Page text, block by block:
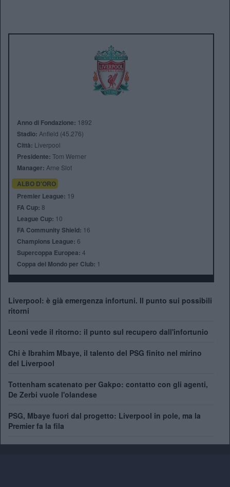
Anno di Fondazione: 1892
Stadio: Anfield (45.276)
Città: Liverpool
Presidente: Tom Werner
Manager: Arne Slot
ALBO D'ORO
Premier League: 19
FA Cup: 8
League Cup: 10
FA Community Shield: 16
Champions League: 6
Supercoppa Europea: 4
Coppa del Mondo per Club: 1
Liverpool: è già emergenza infortuni. Il punto sui possibili
ritorni
Leoni vede il ritorno: il punto sul recupero dall'infortunio
Chi è Ibrahim Mbaye, il talento del PSG finito nel mirino
del Liverpool
Tottenham scatenato per Gakpo: contatto con gli agenti,
De Zerbi vuole l'olandese
PSG, Mbaye fuori dal progetto: Liverpool in pole, ma la
Premier fa la fila